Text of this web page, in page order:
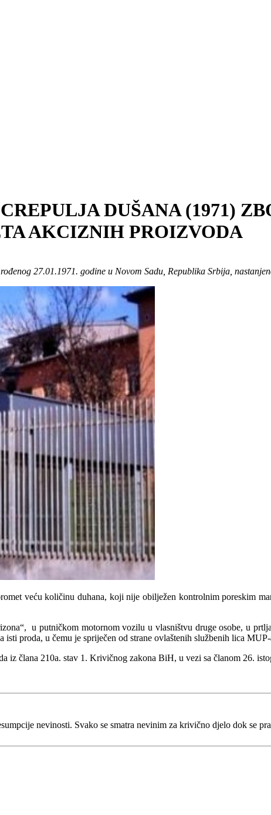
DUŠANA (1971)
AKCIZNIH PROIZVODA
27.01.1971. godine u Novom Sadu, Republika Srbija,
veću količinu duhana, koji nije obilježen kontrolnim poreskim
u putničkom motornom vozilu u vlasništvu druge osobe, u
proda, u čemu je spriječen od strane ovlaštenih službenih lica
iz člana 210a. stav 1. Krivičnog zakona BiH, u vezi sa članom 26.
nevinosti. Svako se smatra nevinim za krivično djelo dok se